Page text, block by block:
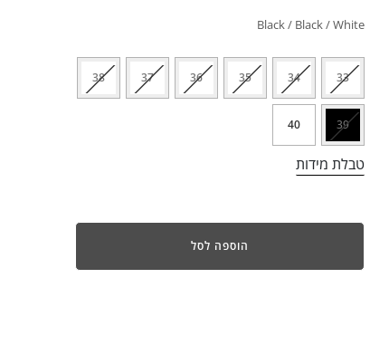
Black / Black / White
33
34
35
36
37
38
39
40
טבלת מידות
הוספה לסל